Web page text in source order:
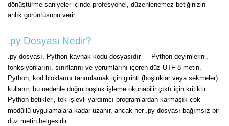
dönüştürme saniyeler içinde profesyonel, düzenlenemez betiğinizin
anlık görüntüsünü verir.
.py Dosyası Nedir?
.py dosyası, Python kaynak kodu dosyasıdır — Python deyimlerini,
fonksiyonlarını, sınıflarını ve yorumlarını içeren düz UTF-8 metin.
Python, kod bloklarını tanımlamak için girinti (boşluklar veya sekmeler)
kullanır, bu nedenle doğru boşluk işleme okunabilir çıktı için kritiktir.
Python betikleri, tek işlevli yardımcı programlardan karmaşık çok
modüllü uygulamalara kadar uzanır, ancak her .py dosyası bağımsız bir
düz metin belgesidir.